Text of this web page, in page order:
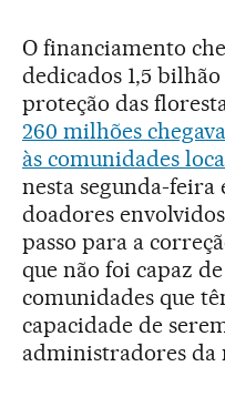
O financiamento
dedicados 1,5
proteção das
260 milhões
às comunidades
nesta segunda-feira
doadores
passo para a
que não foi capaz
comunidades que
capacidade de
administradores da